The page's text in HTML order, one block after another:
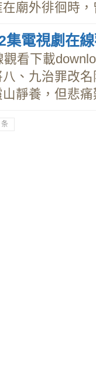
廟外徘徊時
集電視劇在
看下載
、九治罪改
靜養，但悲
条